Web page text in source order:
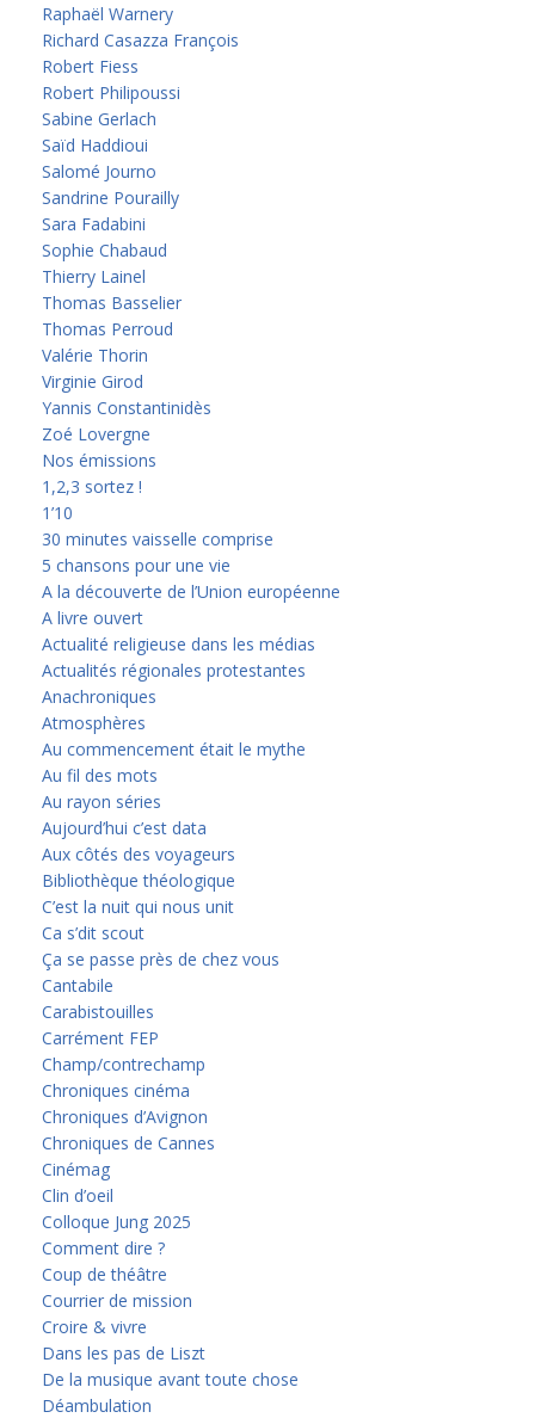
Raphaël Warnery
Richard Casazza François
Robert Fiess
Robert Philipoussi
Sabine Gerlach
Saïd Haddioui
Salomé Journo
Sandrine Pourailly
Sara Fadabini
Sophie Chabaud
Thierry Lainel
Thomas Basselier
Thomas Perroud
Valérie Thorin
Virginie Girod
Yannis Constantinidès
Zoé Lovergne
Nos émissions
1,2,3 sortez !
1’10
30 minutes vaisselle comprise
5 chansons pour une vie
A la découverte de l’Union européenne
A livre ouvert
Actualité religieuse dans les médias
Actualités régionales protestantes
Anachroniques
Atmosphères
Au commencement était le mythe
Au fil des mots
Au rayon séries
Aujourd’hui c’est data
Aux côtés des voyageurs
Bibliothèque théologique
C’est la nuit qui nous unit
Ca s’dit scout
Ça se passe près de chez vous
Cantabile
Carabistouilles
Carrément FEP
Champ/contrechamp
Chroniques cinéma
Chroniques d’Avignon
Chroniques de Cannes
Cinémag
Clin d’oeil
Colloque Jung 2025
Comment dire ?
Coup de théâtre
Courrier de mission
Croire & vivre
Dans les pas de Liszt
De la musique avant toute chose
Déambulation